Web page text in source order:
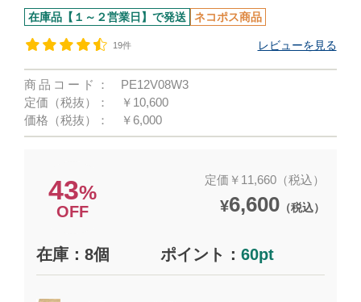
在庫品【１～２営業日】で発送 ネコポス商品
19件 レビューを見る
商品コード：
PE12V08W3
定価（税抜）：
￥10,600
価格（税抜）：
￥6,000
43%
OFF
定価￥11,660（税込）
¥6,600（税込）
在庫：8個 ポイント： 60pt